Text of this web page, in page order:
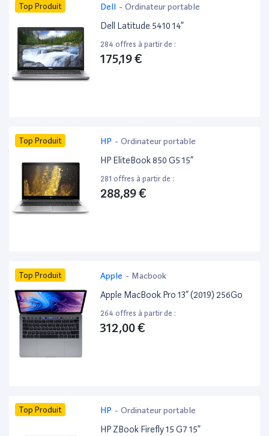
Top Produit Dell - Ordinateur portable
Dell Latitude 5410 14”
284 offres à partir de :
175,19 €
Top Produit HP - Ordinateur portable
HP EliteBook 850 G5 15”
281 offres à partir de :
288,89 €
Top Produit Apple - Macbook
Apple MacBook Pro 13” (2019) 256Go
264 offres à partir de :
312,00 €
Top Produit HP - Ordinateur portable
HP ZBook Firefly 15 G7 15”